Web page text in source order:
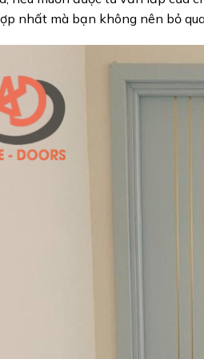
nhất mà bạn không nên bỏ